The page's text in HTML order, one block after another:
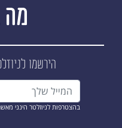
הירשמו
בהצטרפות לניוזלטר הינני